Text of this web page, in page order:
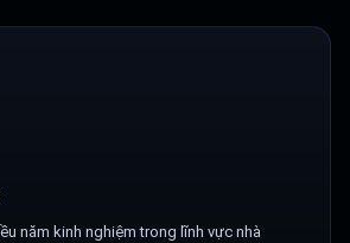
năm kinh nghiệm trong lĩnh vực nhà